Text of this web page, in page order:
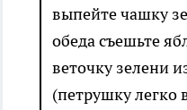
выпейте чашку
обеда съешьте
веточку зелени
(петрушку легко